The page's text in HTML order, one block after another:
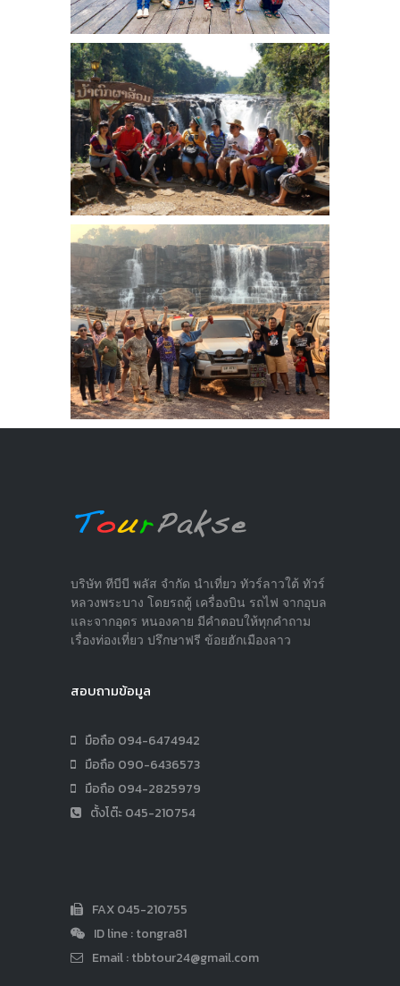
บริษัท ทีบีบี พลัส จำกัด นำเที่ยว ทัวร์ลาวใต้ ทัวร์
หลวงพระบาง โดยรถตู้ เครื่องบิน รถไฟ จากอุบล
และจากอุดร หนองคาย มีคำตอบให้ทุกคำถาม
เรื่องท่องเที่ยว ปรึกษาฟรี ข้อยฮักเมืองลาว
สอบถามข้อมูล
มือถือ 094-6474942
มือถือ 090-6436573
มือถือ 094-2825979
ตั้งโต๊ะ 045-210754
FAX 045-210755
ID line : tongra81
Email :tbbtour24@gmail.com